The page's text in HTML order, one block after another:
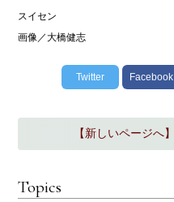
スイセン
画像／大橋健志
Twitter Facebook
【新しいページへ】
Topics